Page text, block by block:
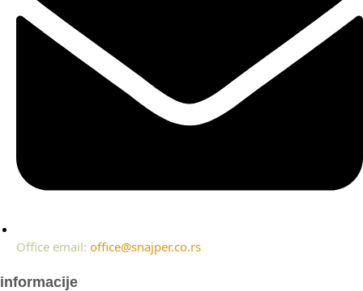
Office email: office@snajper.co.rs
informacije